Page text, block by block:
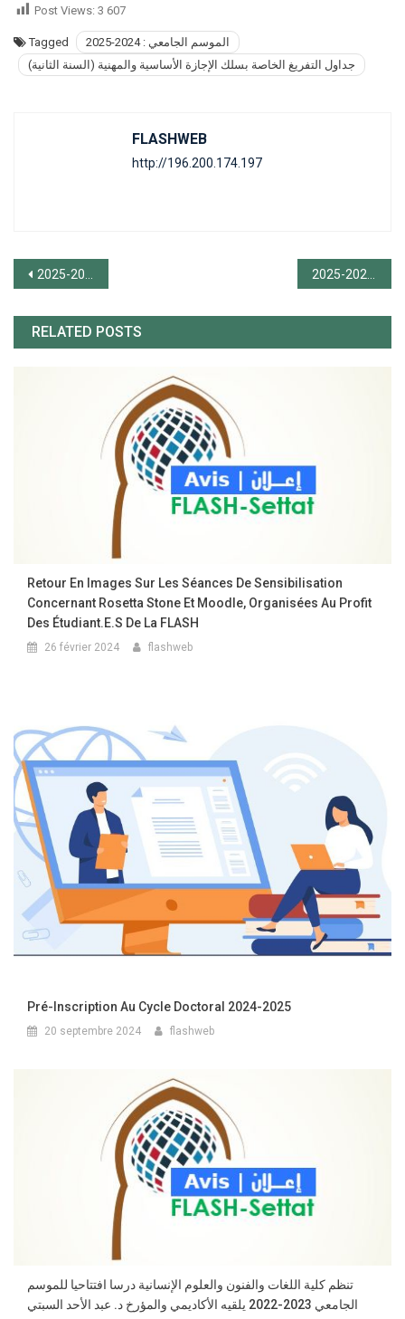
Post Views: 3 607
Tagged
الموسم الجامعي : 2024-2025
جداول التفريغ الخاصة بسلك الإجازة الأساسية والمهنية (السنة الثانية)
FLASHWEB
http://196.200.174.197
Navigation
de
l’article
إعادة التسجيل في سلك الإجازة برسم الموسم الجامعي 2024-2025
RELATED POSTS
Retour En Images Sur Les Séances De Sensibilisation
Concernant Rosetta Stone Et Moodle, Organisées Au Profit
Des Étudiant.e.s De La FLASH
26 février 2024 flashweb
Pré-Inscription Au Cycle Doctoral 2024-2025
20 septembre 2024 flashweb
تنظم كلية اللغات والفنون والعلوم الإنسانية درسا افتتاحيا للموسم
الجامعي 2023-2022 يلقيه الأكاديمي والمؤرخ د. عبد الأحد السبتي